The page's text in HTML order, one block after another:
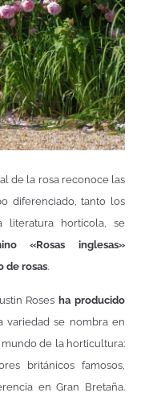
de la rosa reconoce las
diferenciado, tanto los
literatura hortícola, se
«Rosas inglesas»
de rosas.
Rosesha producido
variedad se nombra en
de la horticultura:
británicos famosos,
en Gran Bretaña.